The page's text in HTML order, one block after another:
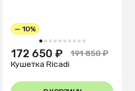
1 2 3 4 5 6 7 8 9 10
— 10%
172 650 ₽
191 850 ₽
Кушетка Ricadi